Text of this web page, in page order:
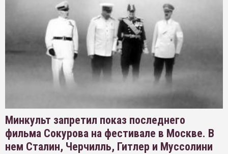
Минкульт запретил показ последнего
фильма Сокурова на фестивале в Москве. В
нем Сталин, Черчилль, Гитлер и Муссолини